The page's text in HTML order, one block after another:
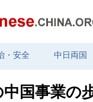
・安全 中日両国
中国事業